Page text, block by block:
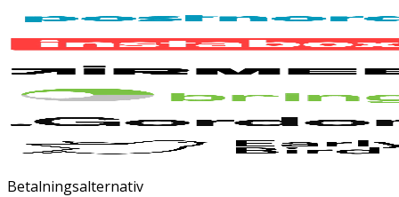
Betalningsalternativ